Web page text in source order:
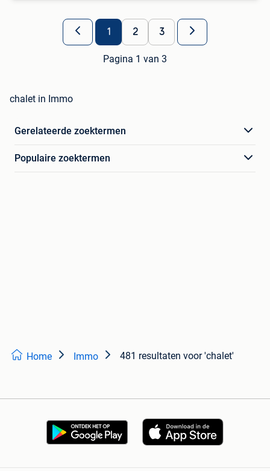
1 2 3
Pagina 1 van 3
chalet in Immo
Gerelateerde zoektermen
Populaire zoektermen
Home Immo 481 resultaten voor 'chalet'